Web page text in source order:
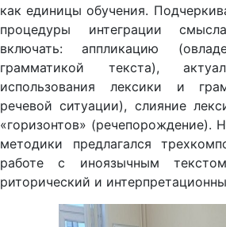
как единицы обучения.
процедуры интеграции
включать: аппликацию
грамматикой текста),
использования лексики и
речевой ситуации), слияние
«горизонтов» (речепорождение).
методики предлагался
работе с иноязычным
риторический и